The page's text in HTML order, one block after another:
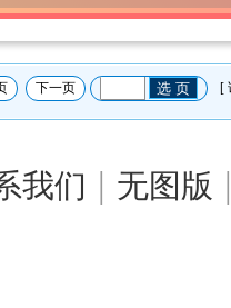
下一页 选 页 [
系我们 | 无图版 |